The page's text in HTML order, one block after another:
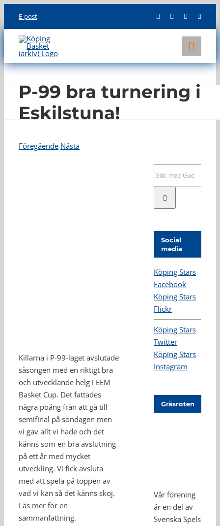
content
E-post
KLUBBEN
LAG
INFO
P-99 bra turnering i
Eskilstuna!
Föregående Nästa
Killarna i P-99-laget avslutade
säsongen med en riktigt bra
och utvecklande helg i EEM
Basket Cup. Det fattades
några poäng från att gå till
semifinal på söndagen men
vi gav allt vi hade och det
känns som en bra avslutning
på ett år med mycket
utveckling. Vi fick avsluta
med att spela på toppen av
vad vi kan så det känns skoj.
Läs mer för en
sammanfattning.
Social
media
Köping Stars
Facebook
Köping Stars
Flickr
Köping Stars
Twitter
Köping Stars
Instagram
Gräsroten
Vår förening
är en del av
Svenska Spels